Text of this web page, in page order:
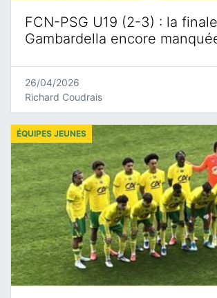
FCN-PSG U19 (2-3) : la
Gambardella encore
26/04/2026
Richard Coudrais
ÉQUIPES JEUNES